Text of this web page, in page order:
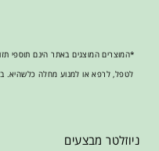
*המוצרים המוצגים באתר הינם תוספי
לטפל, לרפא או למנוע מחלה כלשהיא.
ניוזלטר מבצעים